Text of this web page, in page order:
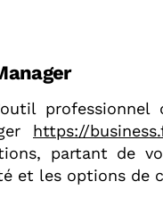
https://
partant de
et les options de